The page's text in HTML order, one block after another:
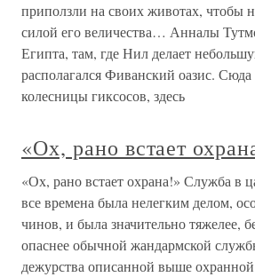
приползли на своих животах, чтобы
силой его величества… Анналы
Египта, там, где Нил делает
располагался Фиванский оазис.
колесницы гиксосов, здесь
«Ох, рано встает
«Ох, рано встает охрана!» Служба в
все времена была нелегким делом,
чинов, и была значительно тяжелее,
опаснее обычной жандармской
дежурства описанной выше